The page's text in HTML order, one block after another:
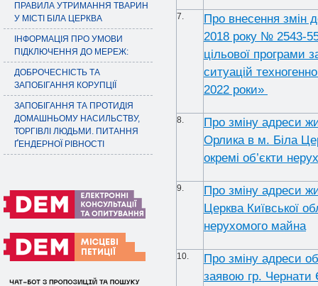
ПРАВИЛА УТРИМАННЯ ТВАРИН
У МІСТІ БІЛА ЦЕРКВА
ІНФОРМАЦІЯ ПРО УМОВИ
ПІДКЛЮЧЕННЯ ДО МЕРЕЖ:
ДОБРОЧЕСНІСТЬ ТА
ЗАПОБІГАННЯ КОРУПЦІЇ
ЗАПОБІГАННЯ ТА ПРОТИДІЯ
ДОМАШНЬОМУ НАСИЛЬСТВУ,
ТОРГІВЛІ ЛЮДЬМИ. ПИТАННЯ
ҐЕНДЕРНОЇ РІВНОСТІ
7.
Про внесення змін
2018 року № 2543-
цільової програми
ситуацій
2022 роки»
8.
Про зміну адреси
Орлика в м. Біла
окремі об’єкти
9.
Про зміну адреси
Церква Київської
нерухомого майна
10.
Про зміну адреси
заявою гр. Чернати